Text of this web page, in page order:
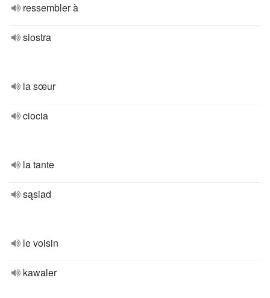
ressembler à
siostra
la sœur
ciocia
la tante
sąsiad
le voisin
kawaler